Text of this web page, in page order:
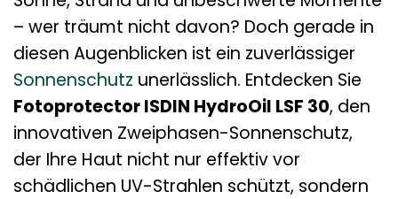
– wer träumt nicht davon? Doch gerade in
diesen Augenblicken ist ein zuverlässiger
Sonnenschutz unerlässlich. Entdecken Sie
Fotoprotector ISDIN HydroOil LSF 30, den
innovativen Zweiphasen-Sonnenschutz,
der Ihre Haut nicht nur effektiv vor
schädlichen UV-Strahlen schützt, sondern